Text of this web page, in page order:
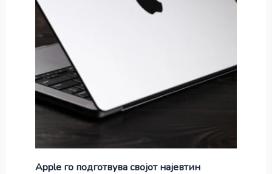
Apple го подготвува својот најевтин